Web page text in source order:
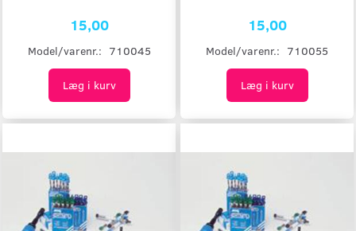
15,00
Model/varenr.: 710045
Læg i kurv
15,00
Model/varenr.: 710055
Læg i kurv